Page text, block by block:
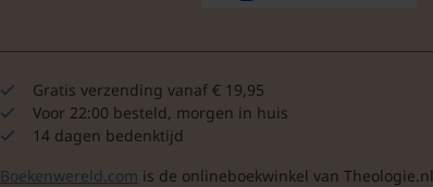
Gratis verzending vanaf € 19,95
Voor 22:00 besteld, morgen in huis
14 dagen bedenktijd
Boekenwereld.com is de onlineboekwinkel van Theologie.nl